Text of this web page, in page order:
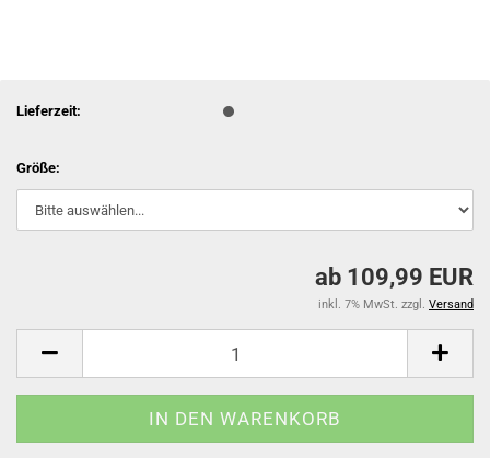
Lieferzeit:
Größe:
ab 109,99 EUR
inkl. 7% MwSt. zzgl. Versand